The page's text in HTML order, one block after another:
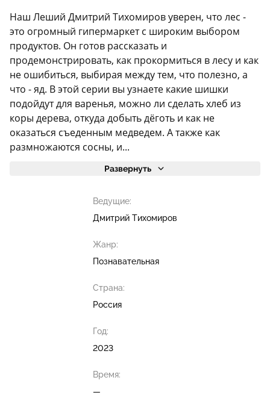
Наш Леший Дмитрий Тихомиров уверен, что лес -
это огромный гипермаркет с широким выбором
продуктов. Он готов рассказать и
продемонстрировать, как прокормиться в лесу и как
не ошибиться, выбирая между тем, что полезно, а
что - яд. В этой серии вы узнаете какие шишки
подойдут для варенья, можно ли сделать хлеб из
коры дерева, откуда добыть дёготь и как не
оказаться съеденным медведем. А также как
размножаются сосны, и...
Развернуть
Ведущие:
Дмитрий Тихомиров
Жанр:
Познавательная
Страна:
Россия
Год:
2023
Время:
—